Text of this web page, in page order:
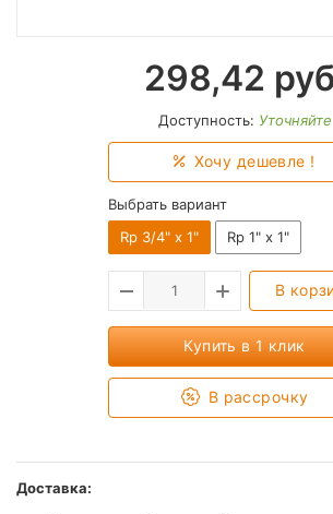
298,42
Доступность: Уточняйте
Хочу дешевле !
Выбрать вариант
Rp 3/4" x 1"
Rp 1" x 1"
В
Купить в 1 клик
В рассрочку
Доставка: